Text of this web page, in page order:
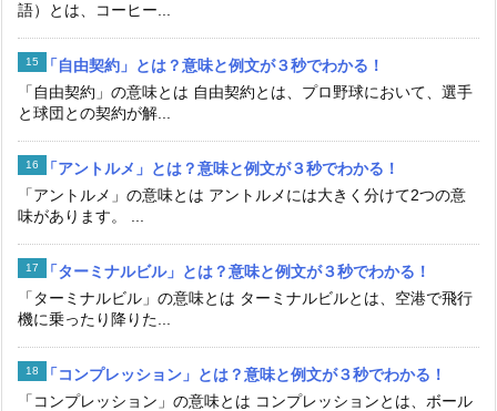
語）とは、コーヒー...
「自由契約」とは？意味と例文が３秒でわかる！
「自由契約」の意味とは 自由契約とは、プロ野球において、選手
と球団との契約が解...
「アントルメ」とは？意味と例文が３秒でわかる！
「アントルメ」の意味とは アントルメには大きく分けて2つの意
味があります。 ...
「ターミナルビル」とは？意味と例文が３秒でわかる！
「ターミナルビル」の意味とは ターミナルビルとは、空港で飛行
機に乗ったり降りた...
「コンプレッション」とは？意味と例文が３秒でわかる！
「コンプレッション」の意味とは コンプレッションとは、ボール